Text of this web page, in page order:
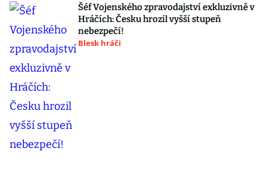
Šéf Vojenského zpravodajství exkluzivně v
Hráčích: Česku hrozil vyšší stupeň
nebezpečí!
Blesk hráči